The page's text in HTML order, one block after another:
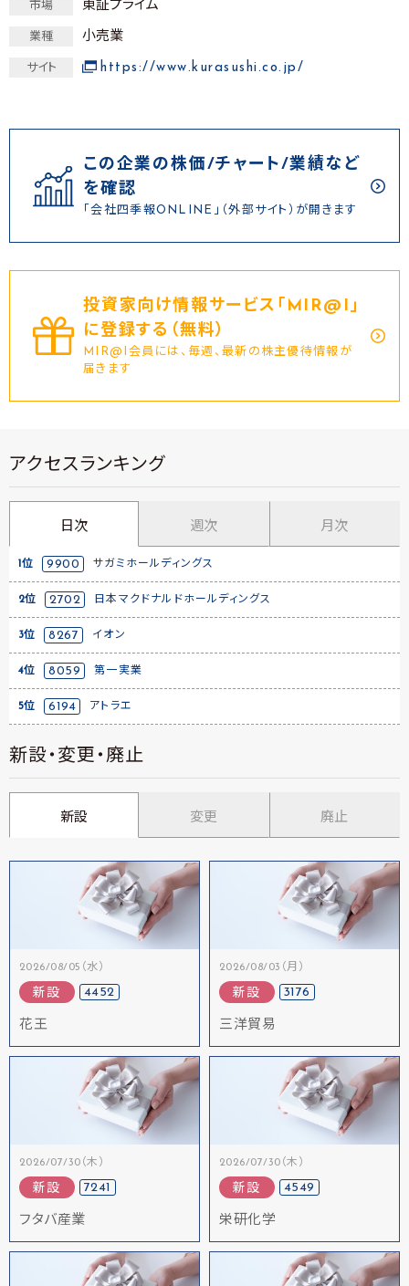
市場 東証プライム
業種 小売業
サイト https://www.kurasushi.co.jp/
この企業の株価/チャート/業績など
を確認
「会社四季報ONLINE」（外部サイト）が開きます
投資家向け情報サービス｢MIR@I｣
に登録する（無料）
MIR@I会員には、毎週、最新の株主優待情報が
届きます
アクセスランキング
日次 週次 月次
1位 9900 サガミホールディングス
2位 2702 日本マクドナルドホールディングス
3位 8267 イオン
4位 8059 第一実業
5位 6194 アトラエ
新設・変更・廃止
新設 変更 廃止
2026/08/05（水）
新設 4452
花王
2026/08/03（月）
新設 3176
三洋貿易
2026/07/30（木）
新設 7241
フタバ産業
2026/07/30（木）
新設 4549
栄研化学